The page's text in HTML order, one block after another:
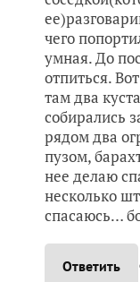
чего
умная. До
отпиться.
там два
собирались
рядом два
пузом,
нее делаю
несколько
спасаюсь…
Ответить